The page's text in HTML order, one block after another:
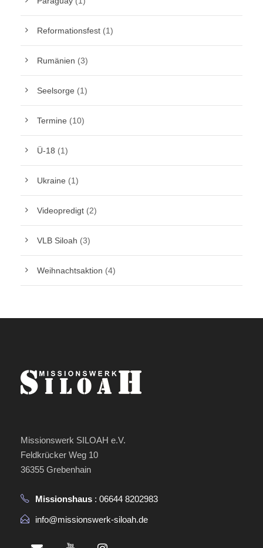
Reformationsfest (1)
Rumänien (3)
Seelsorge (1)
Termine (10)
Ü-18 (1)
Ukraine (1)
Videopredigt (2)
VLB Siloah (3)
Weihnachtsaktion (4)
Missionswerk SILOAH e.V.
Feldkrücker Weg 10
36355 Grebenhain
Missionshaus : 06644 8202983
info@missionswerk-siloah.de